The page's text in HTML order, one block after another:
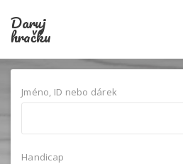
Daruj
hračku
Jméno, ID nebo dárek
Handicap